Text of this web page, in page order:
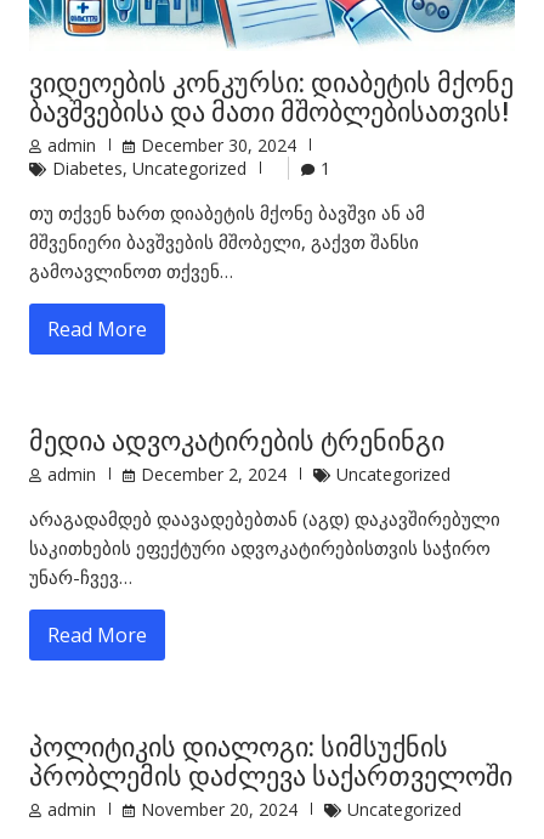
ვიდეოების კონკურსი: დიაბეტის მქონე
ბავშვებისა და მათი მშობლებისათვის!
admin
December 30, 2024
Diabetes,Uncategorized 1
თუ თქვენ ხართ დიაბეტის მქონე ბავშვი ან ამ
მშვენიერი ბავშვების მშობელი, გაქვთ შანსი
გამოავლინოთ თქვენ…
Read More
მედია ადვოკატირების ტრენინგი
admin December 2, 2024 Uncategorized
არაგადამდებ დაავადებებთან (აგდ) დაკავშირებული
საკითხების ეფექტური ადვოკატირებისთვის საჭირო
უნარ-ჩვევ…
Read More
პოლიტიკის დიალოგი: სიმსუქნის
პრობლემის დაძლევა საქართველოში
admin November 20, 2024 Uncategorized